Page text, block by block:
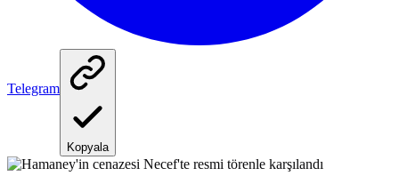
Telegram
Kopyala